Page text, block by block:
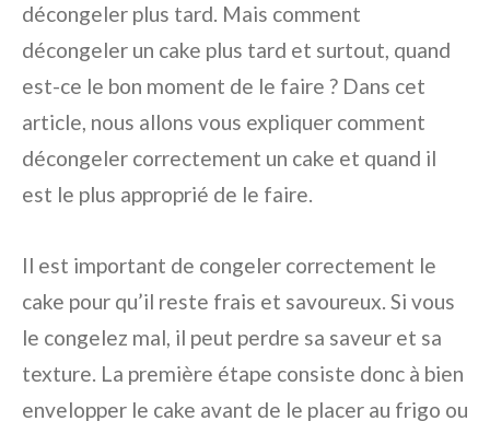
décongeler plus tard. Mais comment
décongeler un cake plus tard et surtout, quand
est-ce le bon moment de le faire ? Dans cet
article, nous allons vous expliquer comment
décongeler correctement un cake et quand il
est le plus approprié de le faire.
Il est important de congeler correctement le
cake pour qu’il reste frais et savoureux. Si vous
le congelez mal, il peut perdre sa saveur et sa
texture. La première étape consiste donc à bien
envelopper le cake avant de le placer au frigo ou